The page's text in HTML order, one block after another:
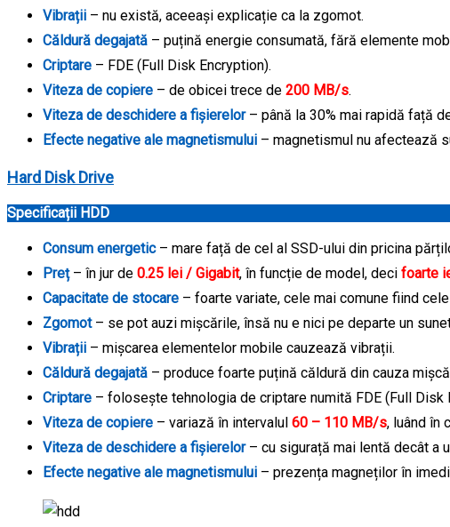
Vibrații – nu există, aceeași explicație ca la zgomot.
Căldură degajată – puțină energie consumată, fără elemente
Criptare – FDE (Full Disk Encryption).
Viteza de copiere – de obicei trece de 200 MB/s.
Viteza de deschidere a fișierelor – până la 30% mai rapidă față
Efecte negative ale magnetismului – magnetismul nu afectează
Hard Disk Drive
Specificații HDD
Consum energetic– mare față de cel al SSD-ului din pricina
Preț– în jur de 0.25 lei / Gigabit, în funcție de model, deci foarte
Capacitate de stocare – foarte variate, cele mai comune fiind
Zgomot– se pot auzi mișcările, însă nu e nici pe departe un
Vibrații – mișcarea elementelor mobile cauzează vibrații.
Căldură degajată – produce foarte puțină căldură din cauza
Criptare – folosește tehnologia de criptare numită FDE (Full Disk
Viteza de copiere – variază în intervalul 60 – 110 MB/s, luând în
Viteza de deschidere a fișierelor – cu sigurață mai lentă decât a
Efecte negative ale magnetismului – prezența magneților în